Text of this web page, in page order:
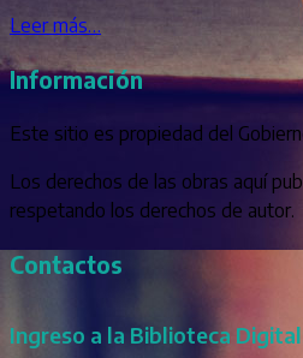
Leer más…
Información
Este sitio es propiedad del
Los derechos de las obras aquí
respetando los derechos de autor.
Contactos
Ingreso a la Biblioteca